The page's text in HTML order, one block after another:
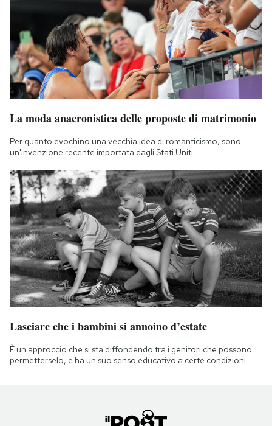
La moda anacronistica delle proposte di matrimonio
Per quanto evochino una vecchia idea di romanticismo, sono
un'invenzione recente importata dagli Stati Uniti
Lasciare che i bambini si annoino d’estate
È un approccio che si sta diffondendo tra i genitori che possono
permetterselo, e ha un suo senso educativo a certe condizioni